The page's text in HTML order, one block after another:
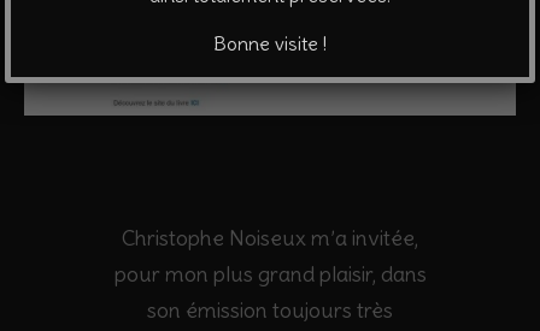
Christophe Noiseux m’a invitée,
pour mon plus grand plaisir, dans
son émission toujours très
Bonne visite !